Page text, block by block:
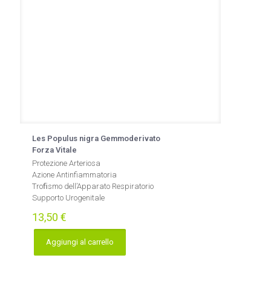
Les Populus nigra Gemmoderivato
Forza Vitale
Protezione Arteriosa
Azione Antinfiammatoria
Troﬁsmo dell’Apparato Respiratorio
Supporto Urogenitale
13,50 €
Aggiungi al carrello